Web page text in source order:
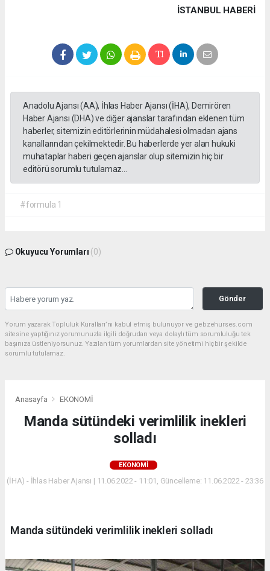
İSTANBUL HABERİ
Anadolu Ajansı (AA), İhlas Haber Ajansı (İHA), Demirören
Haber Ajansı (DHA) ve diğer ajanslar tarafından eklenen tüm
haberler, sitemizin editörlerinin müdahalesi olmadan ajans
kanallarından çekilmektedir. Bu haberlerde yer alan hukuki
muhataplar haberi geçen ajanslar olup sitemizin hiç bir
editörü sorumlu tutulamaz...
#formula 1
Okuyucu Yorumları (0)
Gönder
Yorum yazarak Topluluk Kuralları’nı kabul etmiş bulunuyor ve gebzehurses.com
sitesine yaptığınız yorumunuzla ilgili doğrudan veya dolaylı tüm sorumluluğu tek
başınıza üstleniyorsunuz. Yazılan tüm yorumlardan site yönetimi hiçbir şekilde
sorumlu tutulamaz.
Anasayfa EKONOMİ
Manda sütündeki verimlilik inekleri
solladı
EKONOMİ
(İHA) - İhlas Haber Ajansı | 11.06.2022 - 11:01, Güncelleme: 11.06.2022 - 23:36
Manda sütündeki verimlilik inekleri solladı